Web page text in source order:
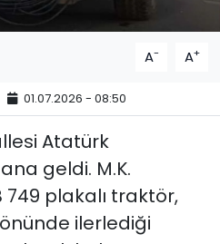
A- A+
01.07.2026 - 08:50
Atatürk
geldi. M.K.
749 plakalı traktör,
ilerlediği